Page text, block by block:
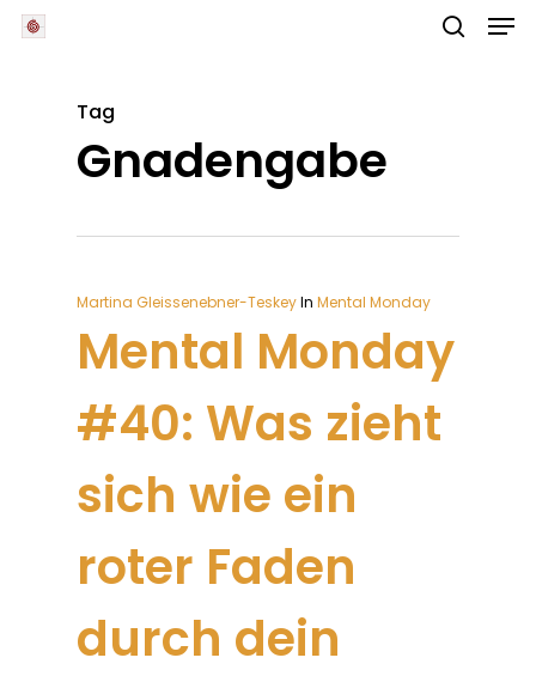
Skip
Tag
Gnadengabe
Martina Gleissenebner-TeskeyIn Mental Monday
Mental Monday
#40: Was zieht
sich wie ein
roter Faden
durch dein